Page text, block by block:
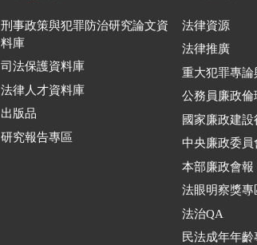
刑事政策與犯罪防治研究論文資
料庫
司法保護資料庫
法律人才資料庫
出版品
研究報告專區
法律資源
法律推廣
重大犯罪專論
公務員廉政倫
國家廉政建設
中央廉政委員
本部廉政會報
法眼明察獎專
法治QA
民法成年年齡